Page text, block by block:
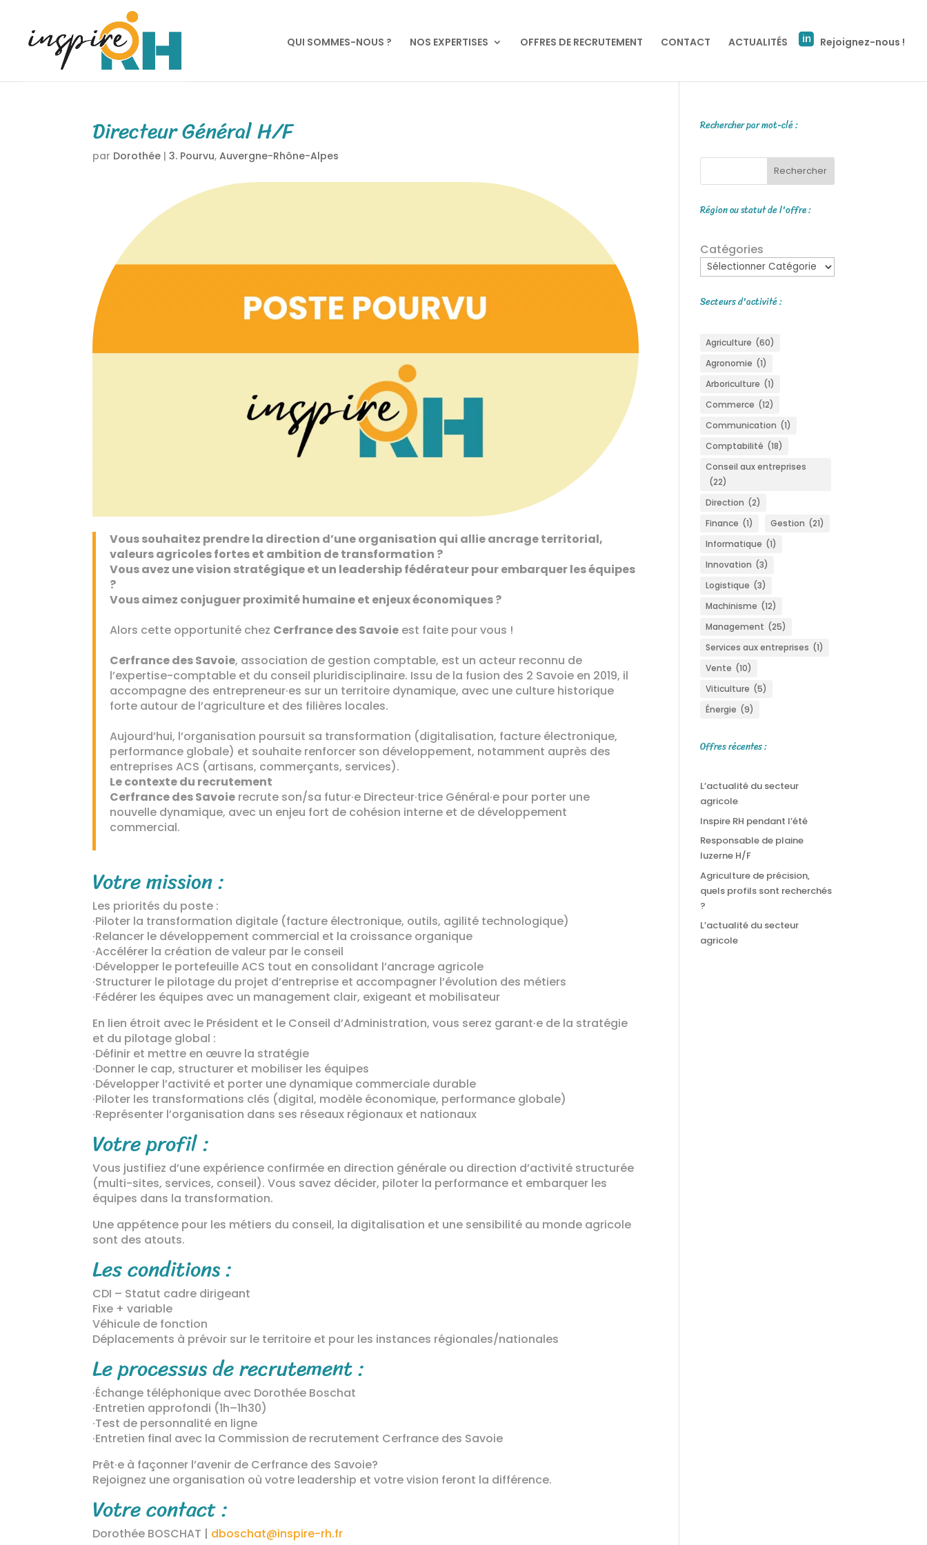
QUI SOMMES-NOUS ? NOS EXPERTISES OFFRES DE RECRUTEMENT CONTACT ACTUALITÉS Rejoignez-nous !
Directeur Général H/F
par Dorothée |3. Pourvu,Auvergne-Rhône-Alpes
Vous souhaitez prendre la direction d’une organisation qui allie ancrage territorial,
valeurs agricoles fortes et ambition de transformation ?
Vous avez une vision stratégique et un leadership fédérateur pour embarquer les équipes
?
Vous aimez conjuguer proximité humaine et enjeux économiques ?
Alors cette opportunité chez Cerfrance des Savoie est faite pour vous !
Cerfrance des Savoie, association de gestion comptable, est un acteur reconnu de
l’expertise-comptable et du conseil pluridisciplinaire. Issu de la fusion des 2 Savoie en 2019, il
accompagne des entrepreneur·es sur un territoire dynamique, avec une culture historique
forte autour de l’agriculture et des filières locales.
Aujourd’hui, l’organisation poursuit sa transformation (digitalisation, facture électronique,
performance globale) et souhaite renforcer son développement, notamment auprès des
entreprises ACS (artisans, commerçants, services).
Le contexte du recrutement
Cerfrance des Savoie recrute son/sa futur·e Directeur·trice Général·e pour porter une
nouvelle dynamique, avec un enjeu fort de cohésion interne et de développement
commercial.
Votre mission :
Les priorités du poste :
·Piloter la transformation digitale (facture électronique, outils, agilité technologique)
·Relancer le développement commercial et la croissance organique
·Accélérer la création de valeur par le conseil
·Développer le portefeuille ACS tout en consolidant l’ancrage agricole
·Structurer le pilotage du projet d’entreprise et accompagner l’évolution des métiers
·Fédérer les équipes avec un management clair, exigeant et mobilisateur
En lien étroit avec le Président et le Conseil d’Administration, vous serez garant·e de la stratégie
et du pilotage global :
·Définir et mettre en œuvre la stratégie
·Donner le cap, structurer et mobiliser les équipes
·Développer l’activité et porter une dynamique commerciale durable
·Piloter les transformations clés (digital, modèle économique, performance globale)
·Représenter l’organisation dans ses réseaux régionaux et nationaux
Votre profil :
Vous justifiez d’une expérience confirmée en direction générale ou direction d’activité structurée
(multi-sites, services, conseil). Vous savez décider, piloter la performance et embarquer les
équipes dans la transformation.
Une appétence pour les métiers du conseil, la digitalisation et une sensibilité au monde agricole
sont des atouts.
Les conditions :
CDI – Statut cadre dirigeant
Fixe + variable
Véhicule de fonction
Déplacements à prévoir sur le territoire et pour les instances régionales/nationales
Le processus de recrutement :
·Échange téléphonique avec Dorothée Boschat
·Entretien approfondi (1h–1h30)
·Test de personnalité en ligne
·Entretien final avec la Commission de recrutement Cerfrance des Savoie
Prêt·e à façonner l’avenir de Cerfrance des Savoie?
Rejoignez une organisation où votre leadership et votre vision feront la différence.
Votre contact :
Dorothée BOSCHAT | dboschat@inspire-rh.fr
Rechercher par mot-clé :
Rechercher
Région ou statut de l'offre :
Catégories
Secteurs d'activité :
Agriculture (60)
Agronomie (1)
Arboriculture (1)
Commerce (12)
Communication (1)
Comptabilité (18)
Conseil aux entreprises
(22)
Direction (2)
Finance (1) Gestion (21)
Informatique (1)
Innovation (3)
Logistique (3)
Machinisme (12)
Management (25)
Services aux entreprises (1)
Vente (10)
Viticulture (5)
Énergie (9)
Offres récentes :
L’actualité du secteur
agricole
Inspire RH pendant l’été
Responsable de plaine
luzerne H/F
Agriculture de précision,
quels profils sont recherchés
?
L’actualité du secteur
agricole